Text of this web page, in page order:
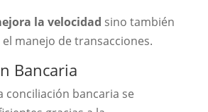
la velocidad sino también
manejo de transacciones.
Bancaria
conciliación bancaria se